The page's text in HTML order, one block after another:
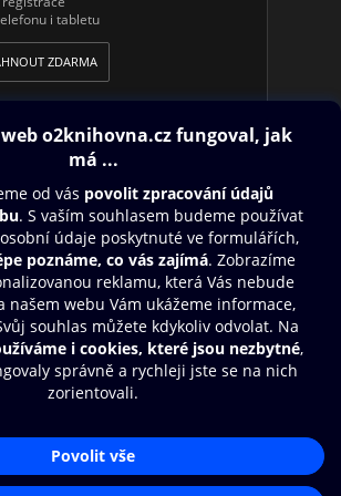
i tabletu
ZDARMA
a.s.
osobních údajů
Aplikace O2 Knihovna